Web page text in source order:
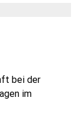
bei der
im